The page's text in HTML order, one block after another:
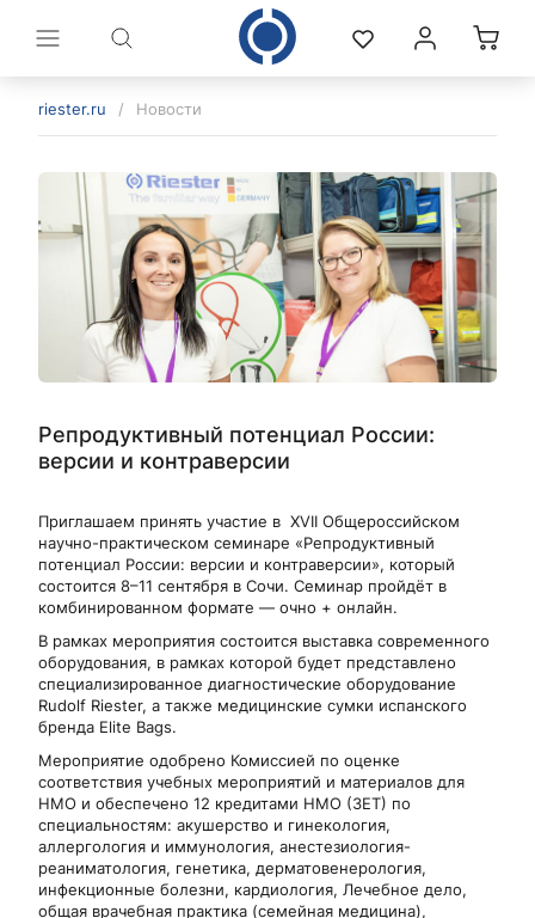
riester.ru / Новости
Репродуктивный потенциал России:
версии и контраверсии
Приглашаем принять участие в XVII Общероссийском
научно-практическом семинаре «Репродуктивный
потенциал России: версии и контраверсии», который
состоится 8–11 сентября в Сочи. Cеминар пройдёт в
комбинированном формате — очно + онлайн.
В рамках мероприятия состоится выставка современного
оборудования, в рамках которой будет представлено
специализированное диагностические оборудование
Rudolf Riester, а также медицинские сумки испанского
бренда Elite Bags.
Мероприятие одобрено Комиссией по оценке
соответствия учебных мероприятий и материалов для
НМО и обеспечено 12 кредитами НМО (ЗЕТ) по
специальностям: акушерство и гинекология,
аллергология и иммунология, анестезиология-
реаниматология, генетика, дерматовенерология,
инфекционные болезни, кардиология, Лечебное дело,
общая врачебная практика (семейная медицина),
политикой конфиденциальности